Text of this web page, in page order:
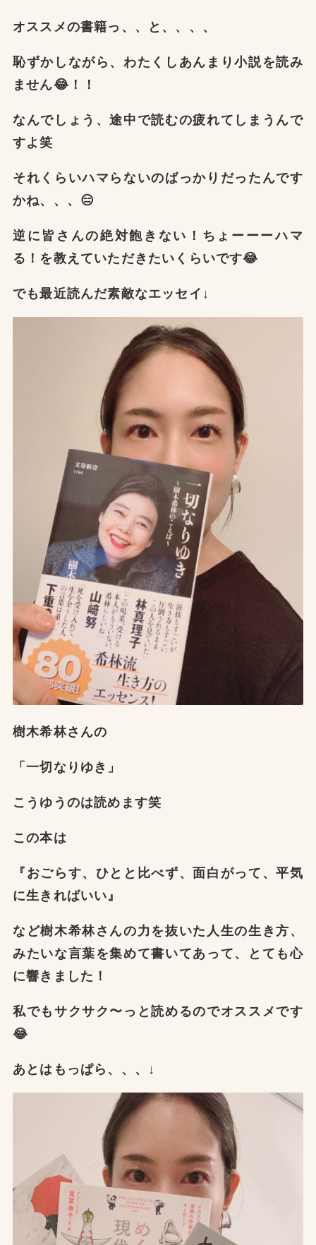
オススメの書籍っ、、と、、、、
恥ずかしながら、わたくしあんまり小説を読み
ません😂！！
なんでしょう、途中で読むの疲れてしまうんで
すよ笑
それくらいハマらないのばっかりだったんです
かね、、、😑
逆に皆さんの絶対飽きない！ちょーーーハマ
る！を教えていただきたいくらいです😂
でも最近読んだ素敵なエッセイ↓
樹木希林さんの
「一切なりゆき」
こうゆうのは読めます笑
この本は
『おごらす、ひとと比べず、面白がって、平気
に生きればいい』
など樹木希林さんの力を抜いた人生の生き方、
みたいな言葉を集めて書いてあって、とても心
に響きました！
私でもサクサク〜っと読めるのでオススメです
😂
あとはもっぱら、、、↓